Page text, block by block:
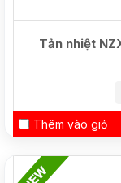
Tản nhiệt
Thêm vào giỏ
HOT